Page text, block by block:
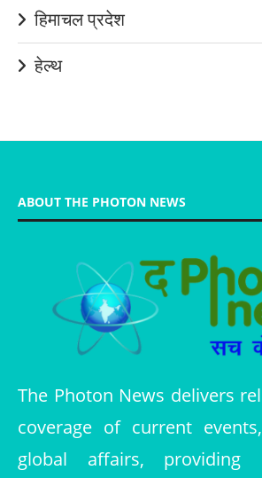
हिमाचल प्रदेश
हेल्थ
ABOUT THE PHOTON NEWS
The Photon News delivers
coverage of current
global affairs, providing